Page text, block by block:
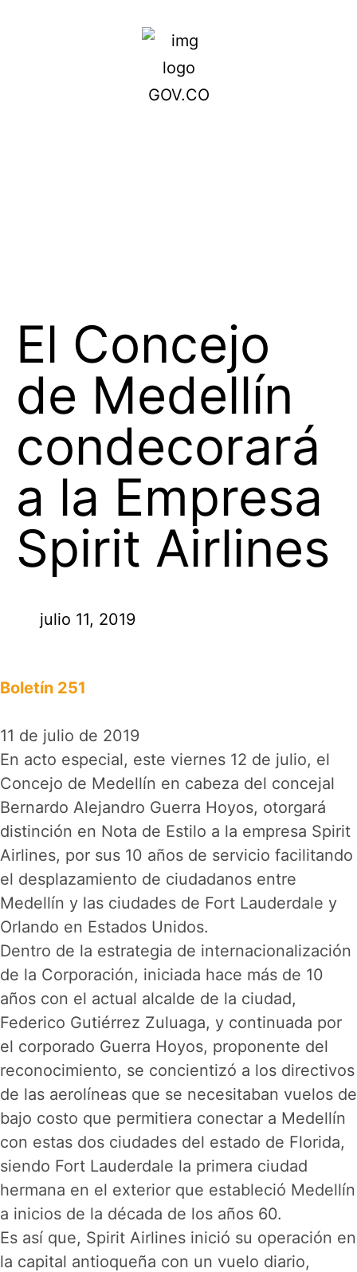
El Concejo
de Medellín
condecorará
a la Empresa
Spirit Airlines
julio 11, 2019
Boletín 251
11 de julio de 2019
En acto especial, este viernes 12 de julio, el
Concejo de Medellín en cabeza del concejal
Bernardo Alejandro Guerra Hoyos, otorgará
distinción en Nota de Estilo a la empresa Spirit
Airlines, por sus 10 años de servicio facilitando
el desplazamiento de ciudadanos entre
Medellín y las ciudades de Fort Lauderdale y
Orlando en Estados Unidos.
Dentro de la estrategia de internacionalización
de la Corporación, iniciada hace más de 10
años con el actual alcalde de la ciudad,
Federico Gutiérrez Zuluaga, y continuada por
el corporado Guerra Hoyos, proponente del
reconocimiento, se concientizó a los directivos
de las aerolíneas que se necesitaban vuelos de
bajo costo que permitiera conectar a Medellín
con estas dos ciudades del estado de Florida,
siendo Fort Lauderdale la primera ciudad
hermana en el exterior que estableció Medellín
a inicios de la década de los años 60.
Es así que, Spirit Airlines inició su operación en
la capital antioqueña con un vuelo diario,